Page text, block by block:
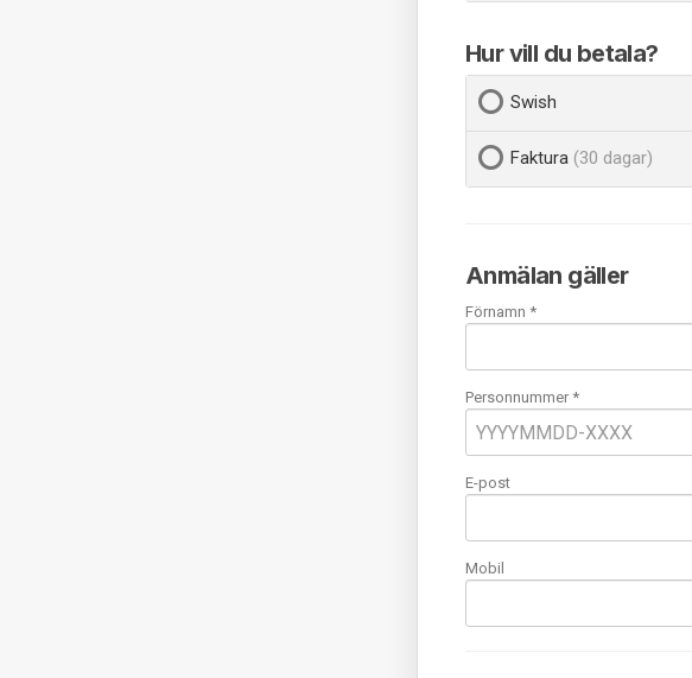
Hur vill du betala?
Swish
Faktura (30 dagar)
Anmälan gäller
Förnamn *
Personnummer *
E-post
Mobil